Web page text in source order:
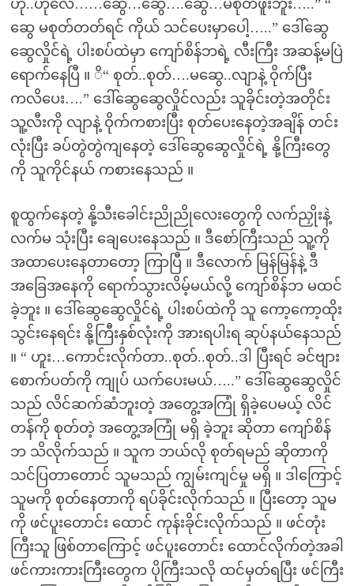
ဟို..ဟိုလေ……ဆွေ…ဆွေ….ဆွေ…မစုတ်ဖူးဘူး…..” “
ဆွေ မစုတ်တတ်ရင် ကိုယ် သင်ပေးမှာပေါ့…..” ဒေါ်ဆွေ
ဆွေလှိုင်ရဲ့ ပါးစပ်ထဲမှာ ကျော်စိန်ဘရဲ့ လီးကြီး အဆန့်မပြဲ
ရောက်နေပြီ ။ ိ“ စုတ်..စုတ်….မဆွေ..လျာနဲ့ ဝိုက်ပြီး
ကလိပေး….” ဒေါ်ဆွေဆွေလှိုင်လည်း သူခိုင်းတဲ့အတိုင်း
သူ့လီးကို လျာနဲ့ ဝိုက်ကစားပြီး စုတ်ပေးနေတဲ့အချိန် တင်း
လုံးပြီး ခပ်တွဲတွဲကျနေတဲ့ ဒေါ်ဆွေဆွေလှိုင်ရဲ့ နို့ကြီးတွေ
ကို သူကိုင်နယ် ကစားနေသည် ။
စူထွက်နေတဲ့ နို့သီးခေါင်းညိုညိုလေးတွေကို လက်ညှိုးနဲ့
လက်မ သုံးပြီး ချေပေးနေသည် ။ ဒီစော်ကြီးသည် သူ့ကို
အထာပေးနေတာတော့ ကြာပြီ ။ ဒီလောက် မြန်မြန်နဲ့ ဒီ
အခြေအနေကို ရောက်သွားလိမ့်မယ်လို့ ကျော်စိန်ဘ မထင်
ခဲ့ဘူး ။ ဒေါ်ဆွေဆွေလှိုင်ရဲ့ ပါးစပ်ထဲကို သူ ကော့ကော့ထိုး
သွင်းနေရင်း နို့ကြီးနှစ်လုံးကို အားရပါးရ ဆုပ်နယ်နေသည်
။ “ ဟူး…ကောင်းလိုက်တာ..စုတ်..စုတ်..ဒါ ပြီးရင် ခင်ဗျား
စောက်ပတ်ကို ကျုပ် ယက်ပေးမယ်…..” ဒေါ်ဆွေဆွေလှိုင်
သည် လိင်ဆက်ဆံဘူးတဲ့ အတွေ့အကြုံ ရှိခဲ့ပေမယ့် လိင်
တန်ကို စုတ်တဲ့ အတွေ့အကြုံ မရှိ ခဲ့ဘူး ဆိုတာ ကျော်စိန်
ဘ သိလိုက်သည် ။ သူက ဘယ်လို စုတ်ရမည် ဆိုတာကို
သင်ပြတာတောင် သူမသည် ကျွမ်းကျင်မှု မရှိ ။ ဒါကြောင့်
သူမကို စုတ်နေတာကို ရပ်ခိုင်းလိုက်သည် ။ ပြီးတော့ သူမ
ကို ဖင်ပူးတောင်း ထောင် ကုန်းခိုင်းလိုက်သည် ။ ဖင်တုံး
ကြီးသူ ဖြစ်တာကြောင့် ဖင်ပူးတောင်း ထောင်လိုက်တဲ့အခါ
ဖင်ကားကားကြီးတွေက ပိုကြီးသလို ထင်မှတ်ရပြီး ဖင်ကြီး